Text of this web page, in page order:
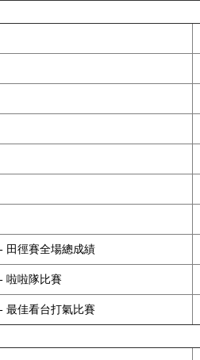
田徑賽全場總成績
啦啦隊比賽
最佳看台打氣比賽